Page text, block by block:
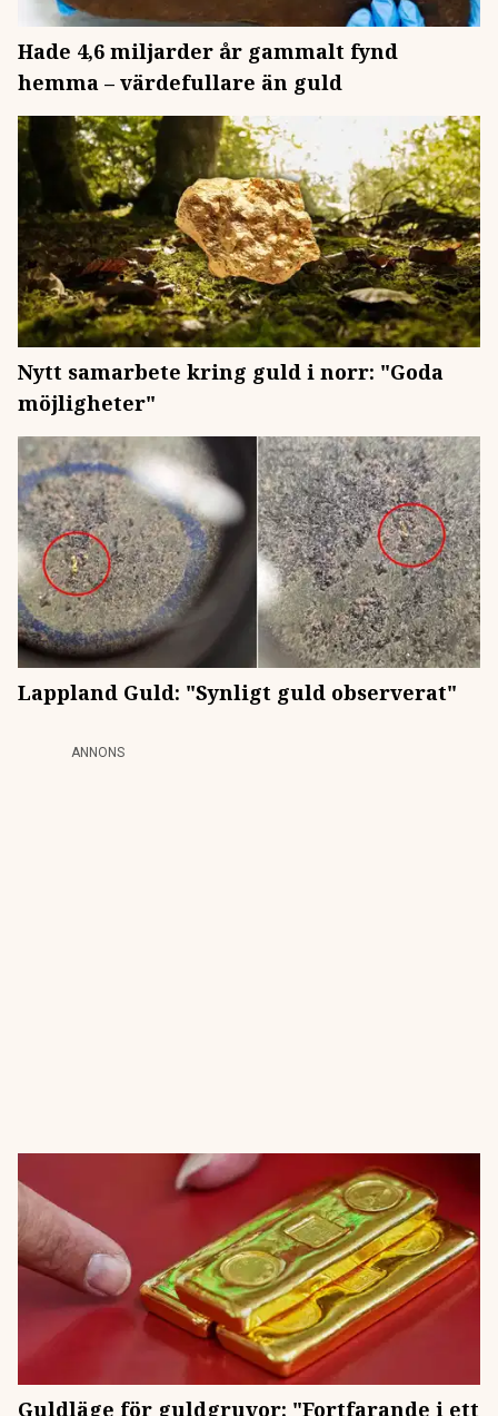
Hade 4,6 miljarder år gammalt fynd
hemma – värdefullare än guld
Nytt samarbete kring guld i norr: "Goda
möjligheter"
Lappland Guld: "Synligt guld observerat"
ANNONS
Guldläge för guldgruvor: "Fortfarande i ett